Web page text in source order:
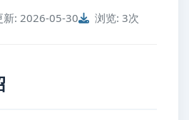
新: 2026-05-30 浏览: 3次